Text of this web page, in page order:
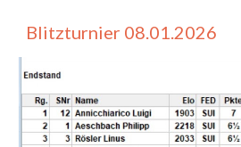
Blitzturnier 08.01.2026